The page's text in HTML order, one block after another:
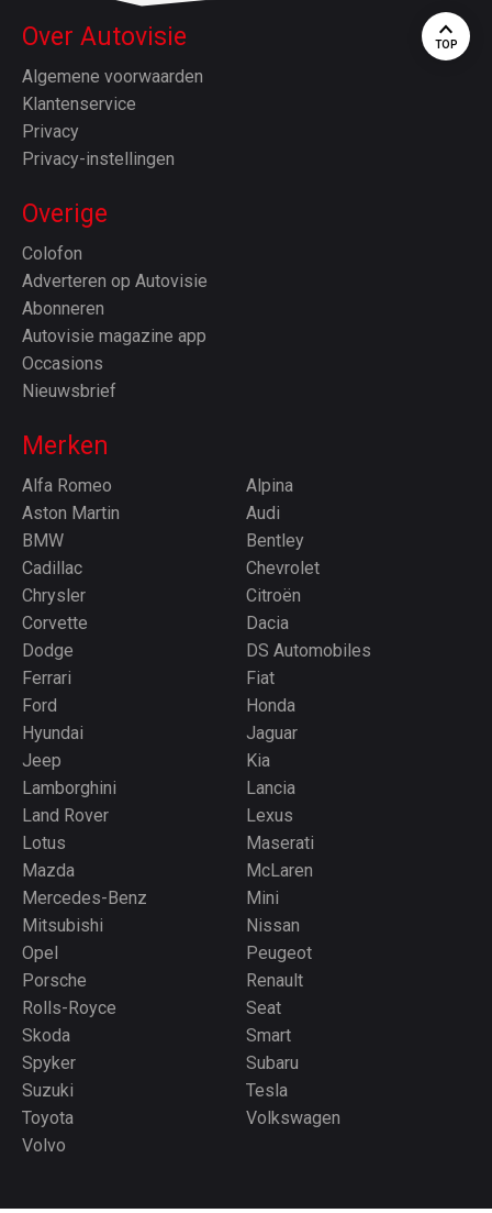
TOP
Over Autovisie
Algemene voorwaarden
Klantenservice
Privacy
Privacy-instellingen
Overige
Colofon
Adverteren op Autovisie
Abonneren
Autovisie magazine app
Occasions
Nieuwsbrief
Merken
Alfa Romeo
Alpina
Aston Martin
Audi
BMW
Bentley
Cadillac
Chevrolet
Chrysler
Citroën
Corvette
Dacia
Dodge
DS Automobiles
Ferrari
Fiat
Ford
Honda
Hyundai
Jaguar
Jeep
Kia
Lamborghini
Lancia
Land Rover
Lexus
Lotus
Maserati
Mazda
McLaren
Mercedes-Benz
Mini
Mitsubishi
Nissan
Opel
Peugeot
Porsche
Renault
Rolls-Royce
Seat
Skoda
Smart
Spyker
Subaru
Suzuki
Tesla
Toyota
Volkswagen
Volvo